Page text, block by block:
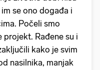
se ono događa i
Počeli smo
Rađene su i
kako je svim
nasilnika, manjak